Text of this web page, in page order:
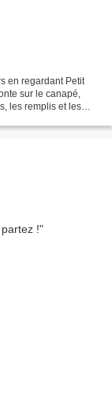
en regardant Petit
sur le canapé,
les remplis et les